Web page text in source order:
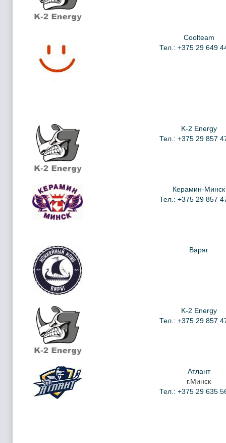
Coolteam
Тел.: +375 29 649
K-2 Energy
Тел.: +375 29 857
Керамин-Минск
Тел.: +375 29 857
Варяг
K-2 Energy
Тел.: +375 29 857
Атлант
г.Минск
Тел.: +375 29 635